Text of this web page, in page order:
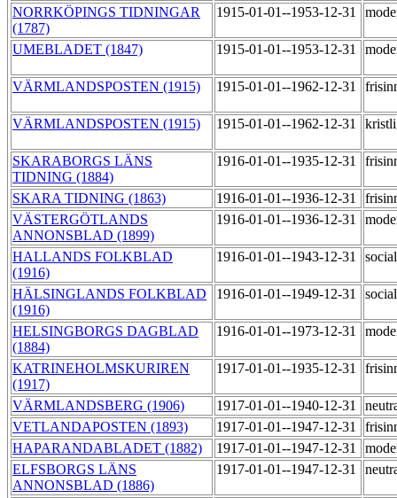
NORRKÖPINGS TIDNINGAR
(1787)
1915-01-01--1953-12-31
UMEBLADET (1847) 1915-01-01--1953-12-31
VÄRMLANDSPOSTEN (1915) 1915-01-01--1962-12-31
VÄRMLANDSPOSTEN (1915) 1915-01-01--1962-12-31
SKARABORGS LÄNS
TIDNING (1884)
1916-01-01--1935-12-31
SKARA TIDNING (1863) 1916-01-01--1936-12-31
VÄSTERGÖTLANDS
ANNONSBLAD (1899)
1916-01-01--1936-12-31
HALLANDS FOLKBLAD
(1916)
1916-01-01--1943-12-31
HÄLSINGLANDS FOLKBLAD
(1916)
1916-01-01--1949-12-31
HELSINGBORGS DAGBLAD
(1884)
1916-01-01--1973-12-31
KATRINEHOLMSKURIREN
(1917)
1917-01-01--1935-12-31
VÄRMLANDSBERG (1906) 1917-01-01--1940-12-31
VETLANDAPOSTEN (1893)
1917-01-01--1947-12-31
HAPARANDABLADET (1882)
1917-01-01--1947-12-31
ELFSBORGS LÄNS
ANNONSBLAD (1886)
1917-01-01--1947-12-31